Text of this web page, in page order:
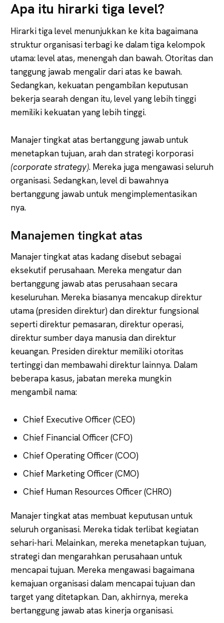
Apa itu hirarki tiga level?
Hirarki tiga level menunjukkan ke kita bagaimana
struktur organisasi terbagi ke dalam tiga kelompok
utama: level atas, menengah dan bawah. Otoritas dan
tanggung jawab mengalir dari atas ke bawah.
Sedangkan, kekuatan pengambilan keputusan
bekerja searah dengan itu, level yang lebih tinggi
memiliki kekuatan yang lebih tinggi.
Manajer tingkat atas bertanggung jawab untuk
menetapkan tujuan, arah dan strategi korporasi
(corporate strategy). Mereka juga mengawasi seluruh
organisasi. Sedangkan, level di bawahnya
bertanggung jawab untuk mengimplementasikan
nya.
Manajemen tingkat atas
Manajer tingkat atas kadang disebut sebagai
eksekutif perusahaan. Mereka mengatur dan
bertanggung jawab atas perusahaan secara
keseluruhan. Mereka biasanya mencakup direktur
utama (presiden direktur) dan direktur fungsional
seperti direktur pemasaran, direktur operasi,
direktur sumber daya manusia dan direktur
keuangan. Presiden direktur memiliki otoritas
tertinggi dan membawahi direktur lainnya. Dalam
beberapa kasus, jabatan mereka mungkin
mengambil nama:
Chief Executive Officer (CEO)
Chief Financial Officer (CFO)
Chief Operating Officer (COO)
Chief Marketing Officer (CMO)
Chief Human Resources Officer (CHRO)
Manajer tingkat atas membuat keputusan untuk
seluruh organisasi. Mereka tidak terlibat kegiatan
sehari-hari. Melainkan, mereka menetapkan tujuan,
strategi dan mengarahkan perusahaan untuk
mencapai tujuan. Mereka mengawasi bagaimana
kemajuan organisasi dalam mencapai tujuan dan
target yang ditetapkan. Dan, akhirnya, mereka
bertanggung jawab atas kinerja organisasi.